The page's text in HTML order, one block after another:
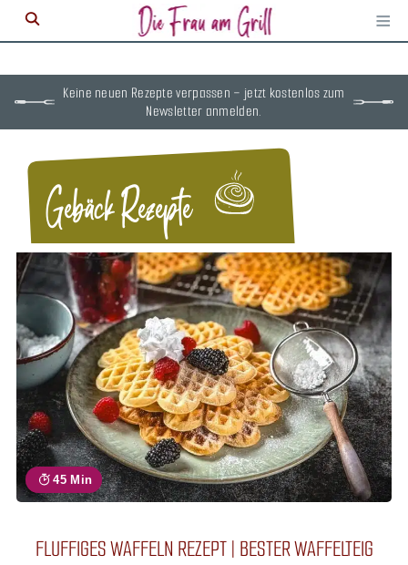
≡
Keine neuen Rezepte verpassen – jetzt kostenlos zum
Newsletter anmelden.
Gebäck Rezepte
45 Min
FLUFFIGES WAFFELN REZEPT | BESTER WAFFELTEIG